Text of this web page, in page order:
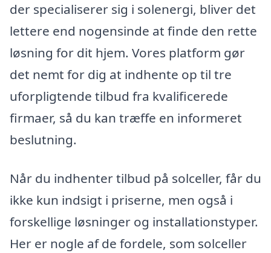
der specialiserer sig i solenergi, bliver det
lettere end nogensinde at finde den rette
løsning for dit hjem. Vores platform gør
det nemt for dig at indhente op til tre
uforpligtende tilbud fra kvalificerede
firmaer, så du kan træffe en informeret
beslutning.
Når du indhenter tilbud på solceller, får du
ikke kun indsigt i priserne, men også i
forskellige løsninger og installationstyper.
Her er nogle af de fordele, som solceller